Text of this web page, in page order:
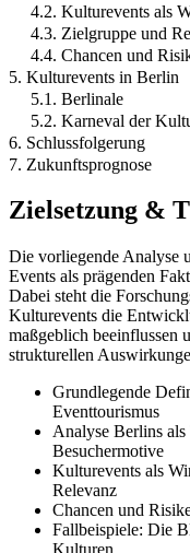
4.2. Kulturevents als
4.3. Zielgruppe und
4.4. Chancen und
5. Kulturevents in Berlin
5.1. Berlinale
5.2. Karneval der
6. Schlussfolgerung
7. Zukunftsprognose
Zielsetzung &
Die vorliegende Analyse
Events als prägenden
Dabei steht die
Kulturevents die
maßgeblich beeinflussen
strukturellen
Grundlegende
Eventtourismus
Analyse Berlins als
Besuchermotive
Kulturevents als
Relevanz
Chancen und
Fallbeispiele: Die